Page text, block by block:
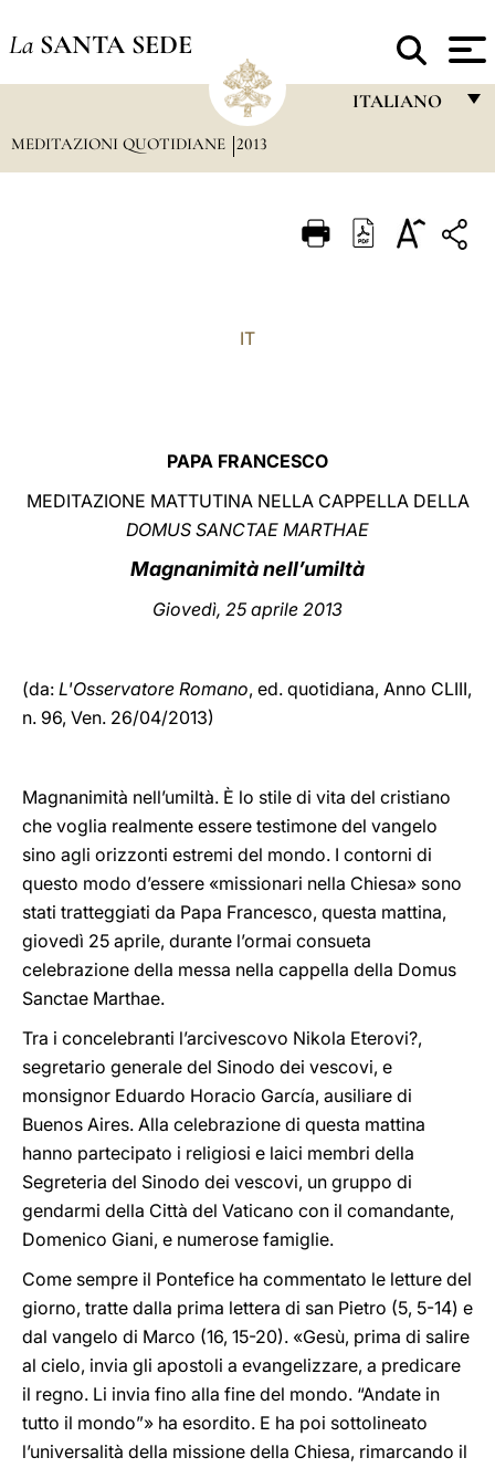
La SANTA SEDE
ITALIANO
ITALIANO
中文
LATINE
MEDITAZIONI QUOTIDIANE 2013
IT
PAPA FRANCESCO
MEDITAZIONE MATTUTINA NELLA CAPPELLA DELLA
DOMUS SANCTAE MARTHAE
Magnanimità nell’umiltà
Giovedì, 25 aprile 2013
(da: L'Osservatore Romano, ed. quotidiana, Anno CLIII,
n. 96, Ven. 26/04/2013)
Magnanimità nell’umiltà. È lo stile di vita del cristiano
che voglia realmente essere testimone del vangelo
sino agli orizzonti estremi del mondo. I contorni di
questo modo d’essere «missionari nella Chiesa» sono
stati tratteggiati da Papa Francesco, questa mattina,
giovedì 25 aprile, durante l’ormai consueta
celebrazione della messa nella cappella della Domus
Sanctae Marthae.
Tra i concelebranti l’arcivescovo Nikola Eterovi?,
segretario generale del Sinodo dei vescovi, e
monsignor Eduardo Horacio García, ausiliare di
Buenos Aires. Alla celebrazione di questa mattina
hanno partecipato i religiosi e laici membri della
Segreteria del Sinodo dei vescovi, un gruppo di
gendarmi della Città del Vaticano con il comandante,
Domenico Giani, e numerose famiglie.
Come sempre il Pontefice ha commentato le letture del
giorno, tratte dalla prima lettera di san Pietro (5, 5-14) e
dal vangelo di Marco (16, 15-20). «Gesù, prima di salire
al cielo, invia gli apostoli a evangelizzare, a predicare
il regno. Li invia fino alla fine del mondo. “Andate in
tutto il mondo”» ha esordito. E ha poi sottolineato
l’universalità della missione della Chiesa, rimarcando il